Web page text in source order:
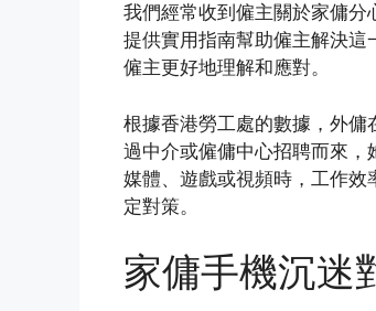
我們經常收到僱主關於家傭
提供實用指南幫助僱主解決
僱主更好地理解和應對。
根據香港勞工處的數據，外
過中介或僱傭中心招聘而來
媒體、遊戲或視頻時，工作
定對策。
家傭手機沉迷